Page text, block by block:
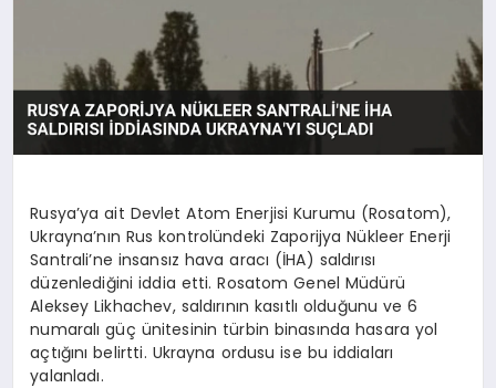
Rusya’ya ait Devlet Atom Enerjisi Kurumu (Rosatom),
Ukrayna’nın Rus kontrolündeki Zaporijya Nükleer Enerji
Santrali’ne insansız hava aracı (İHA) saldırısı
düzenlediğini iddia etti. Rosatom Genel Müdürü
Aleksey Likhachev, saldırının kasıtlı olduğunu ve 6
numaralı güç ünitesinin türbin binasında hasara yol
açtığını belirtti. Ukrayna ordusu ise bu iddiaları
yalanladı.